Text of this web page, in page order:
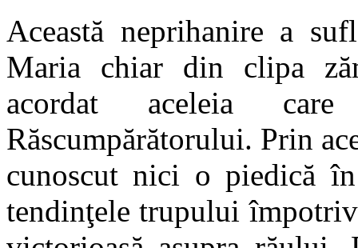
Această neprihanire a
Maria chiar din clipa
acordat aceleia
Răscumpărătorului. Prin
cunoscut nici o piedică
tendinţele trupului